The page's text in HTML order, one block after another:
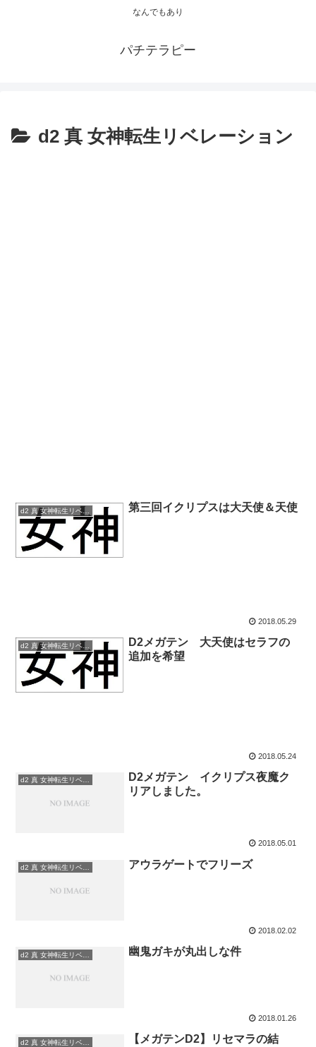
なんでもあり
パチテラピー
d2 真 女神転生リベレーション
d2 真 女神転生リベレーション 第三回イクリプスは大天使＆天使
2018.05.29
d2 真 女神転生リベレーション
D2メガテン 大天使はセラフの
追加を希望
2018.05.24
d2 真 女神転生リベレーション
D2メガテン イクリプス夜魔ク
リアしました。
2018.05.01
d2 真 女神転生リベレーション アウラゲートでフリーズ
2018.02.02
d2 真 女神転生リベレーション 幽鬼ガキが丸出しな件
2018.01.26
d2 真 女神転生リベレーション
【メガテンD2】リセマラの結